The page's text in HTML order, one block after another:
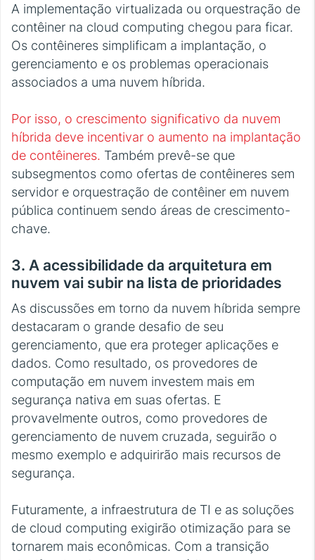
A implementação virtualizada ou orquestração de
contêiner na cloud computing chegou para ficar.
Os contêineres simplificam a implantação, o
gerenciamento e os problemas operacionais
associados a uma nuvem híbrida.
Por isso, o crescimento significativo da nuvem
híbrida deve incentivar o aumento na implantação
de contêineres. Também prevê-se que
subsegmentos como ofertas de contêineres sem
servidor e orquestração de contêiner em nuvem
pública continuem sendo áreas de crescimento-
chave.
3. A acessibilidade da arquitetura em
nuvem vai subir na lista de prioridades
As discussões em torno da nuvem híbrida sempre
destacaram o grande desafio de seu
gerenciamento, que era proteger aplicações e
dados. Como resultado, os provedores de
computação em nuvem investem mais em
segurança nativa em suas ofertas. E
provavelmente outros, como provedores de
gerenciamento de nuvem cruzada, seguirão o
mesmo exemplo e adquirirão mais recursos de
segurança.
Futuramente, a infraestrutura de TI e as soluções
de cloud computing exigirão otimização para se
tornarem mais econômicas. Com a transição